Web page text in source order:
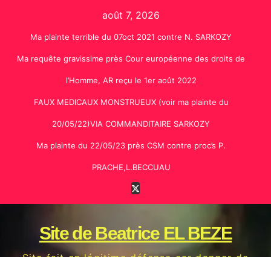
août 7, 2026
Ma plainte terrible du 07oct 2021 contre N. SARKOZY
Ma requête gravissime près Cour européenne des droits de
l’Homme, AR reçu le 1er août 2022
FAUX MEDICAUX MONSTRUEUX (voir ma plainte du
20/05/22)VIA COMMANDITAIRE SARKOZY
Ma plainte du 22/05/23 près CSM contre proc’s P.
PRACHE,L.BECCUAU
Site de Beatrice EL BEZE